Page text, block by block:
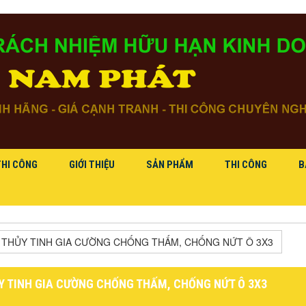
CÔNG GIỚI THIỆU SẢN PHẨM THI CÔNG
TINH GIA CƯỜNG CHỐNG THẤM, CHỐNG NỨT Ô 3X3
TINH GIA CƯỜNG CHỐNG THẤM, CHỐNG NỨT Ô 3X3